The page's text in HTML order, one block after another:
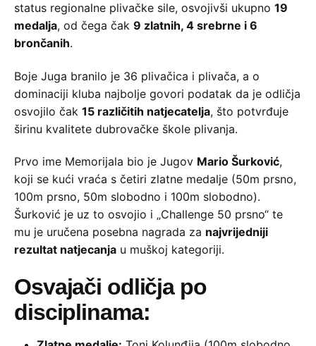
status regionalne plivačke sile, osvojivši ukupno 19
medalja, od čega čak 9 zlatnih, 4 srebrne i 6
brončanih.
Boje Juga branilo je 36 plivačica i plivača, a o
dominaciji kluba najbolje govori podatak da je odličja
osvojilo čak 15 različitih natjecatelja, što potvrđuje
širinu kvalitete dubrovačke škole plivanja.
Prvo ime Memorijala bio je Jugov Mario Šurković,
koji se kući vraća s četiri zlatne medalje (50m prsno,
100m prsno, 50m slobodno i 100m slobodno).
Šurković je uz to osvojio i „Challenge 50 prsno“ te
mu je uručena posebna nagrada za najvrijedniji
rezultat natjecanja u muškoj kategoriji.
Osvajači odličja po
disciplinama: